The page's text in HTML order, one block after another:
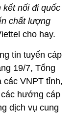
kết nối đi quốc
chất lượng
cho hay.
tin tuyến cáp
19/7, Tổng
các VNPT tỉnh,
hướng cáp
dịch vụ cung